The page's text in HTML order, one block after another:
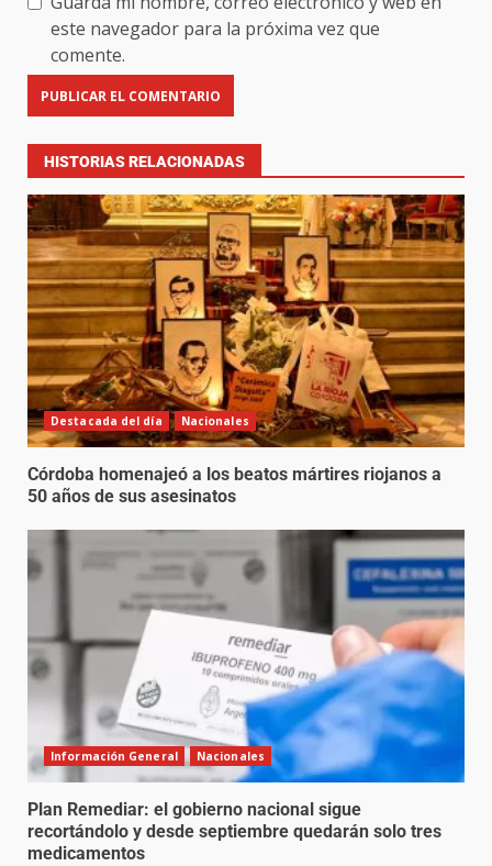
este navegador para la próxima vez que
comente.
HISTORIAS RELACIONADAS
Destacada del día Nacionales
Córdoba homenajeó a los beatos mártires riojanos a
50 años de sus asesinatos
Información General Nacionales
Plan Remediar: el gobierno nacional sigue
recortándolo y desde septiembre quedarán solo tres
medicamentos